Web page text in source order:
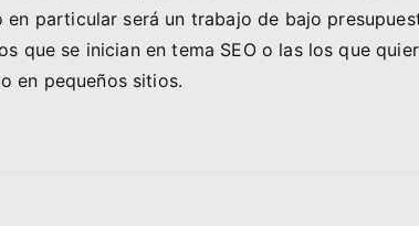
en particular será un trabajo de bajo
que se inician en tema SEO o las los que
en pequeños sitios.